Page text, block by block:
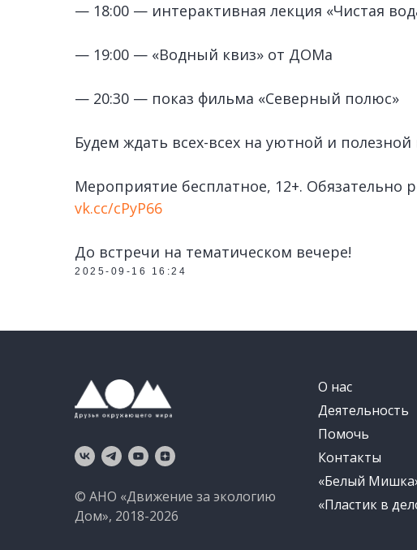
— 18:00 — интерактивная лекция «Чистая
— 19:00 — «Водный квиз» от ДОМа
— 20:30 — показ фильма «Северный полюс»
Будем ждать всех-всех на уютной и полезной
Мероприятие бесплатное, 12+. Обязательно
vk.cc/cPyP66
До встречи на тематическом вечере!
2025-09-16 16:24
© АНО «Движение за экологию
Дом», 2018-2026
О нас
Деятельность
Помочь
Контакты
«Белый
«Пластик в